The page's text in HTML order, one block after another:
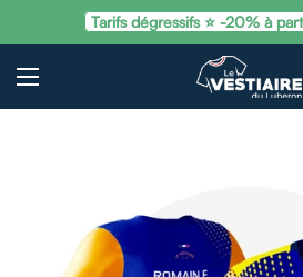
Tarifs dégressifs ⭐ -20% à